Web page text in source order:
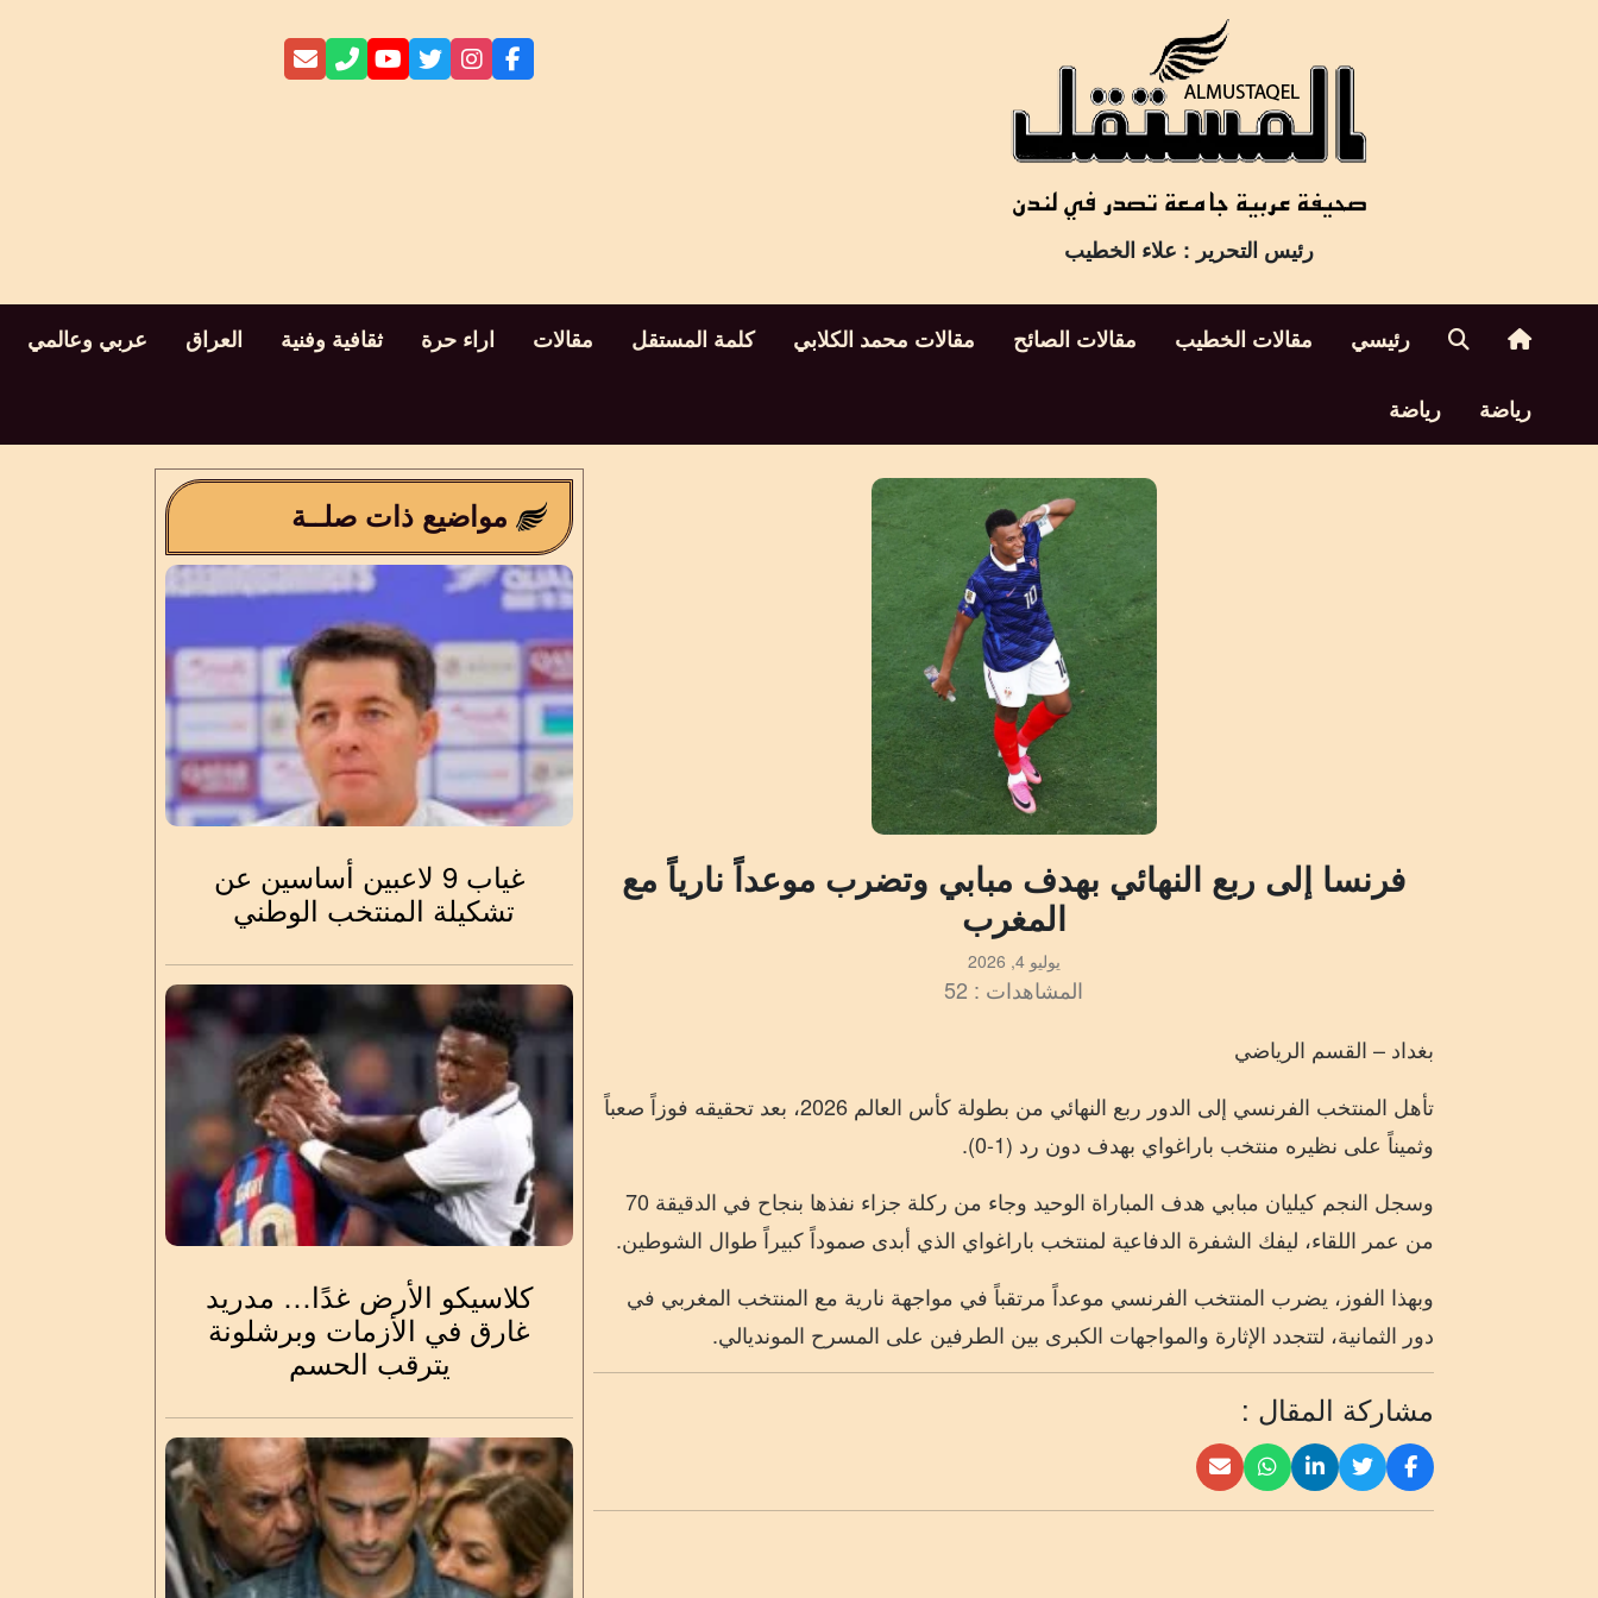
رئيس التحرير : علاء الخطيب
رئيسي مقالات الخطيب مقالات الصائح مقالات محمد الكلابي كلمة المستقل مقالات اراء حرة ثقافية وفنية العراق عربي وعالمي
رياضة رياضة
فرنسا إلى ربع النهائي بهدف مبابي وتضرب موعداً نارياً مع
المغرب
يوليو 4, 2026
المشاهدات : 52
بغداد – القسم الرياضي
تأهل المنتخب الفرنسي إلى الدور ربع النهائي من بطولة كأس العالم 2026، بعد تحقيقه فوزاً صعباً
وثميناً على نظيره منتخب باراغواي بهدف دون رد (1-0).
وسجل النجم كيليان مبابي هدف المباراة الوحيد وجاء من ركلة جزاء نفذها بنجاح في الدقيقة 70
من عمر اللقاء، ليفك الشفرة الدفاعية لمنتخب باراغواي الذي أبدى صموداً كبيراً طوال الشوطين.
وبهذا الفوز، يضرب المنتخب الفرنسي موعداً مرتقباً في مواجهة نارية مع المنتخب المغربي في
دور الثمانية، لتتجدد الإثارة والمواجهات الكبرى بين الطرفين على المسرح المونديالي.
مشاركة المقال :
مواضيع ذات صلــة
غياب 9 لاعبين أساسين عن
تشكيلة المنتخب الوطني
كلاسيكو الأرض غدًا… مدريد
غارق في الأزمات وبرشلونة
يترقب الحسم